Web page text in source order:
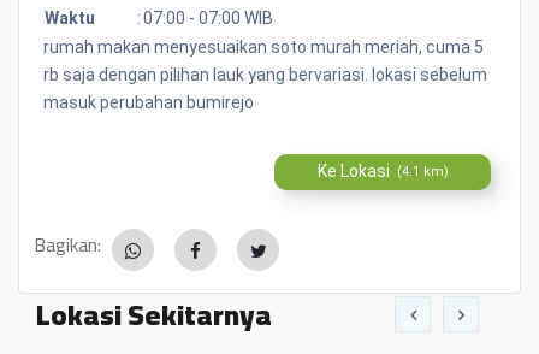
Waktu
:07:00 - 07:00 WIB
rumah makan menyesuaikan soto murah meriah, cuma 5
rb saja dengan pilihan lauk yang bervariasi. lokasi sebelum
masuk perubahan bumirejo
Ke Lokasi (4.1 km)
Bagikan:
Lokasi Sekitarnya